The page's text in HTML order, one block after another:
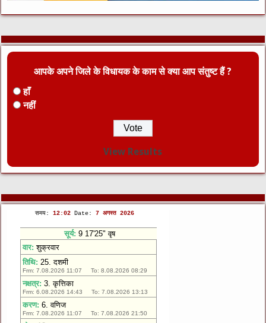
आपके अपने जिले के विधायक के काम से क्या आप संतुष्ट हैं ?
हाँ
नहीं
View Results